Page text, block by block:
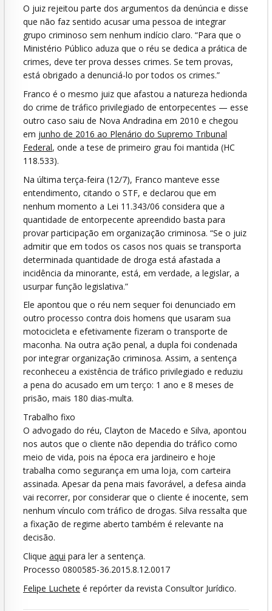
O juiz rejeitou parte dos argumentos da denúncia e disse
que não faz sentido acusar uma pessoa de integrar
grupo criminoso sem nenhum indício claro. “Para que o
Ministério Público aduza que o réu se dedica a prática de
crimes, deve ter prova desses crimes. Se tem provas,
está obrigado a denunciá-lo por todos os crimes.”
Franco é o mesmo juiz que afastou a natureza hedionda
do crime de tráfico privilegiado de entorpecentes — esse
outro caso saiu de Nova Andradina em 2010 e chegou
em junho de 2016 ao Plenário do Supremo Tribunal
Federal, onde a tese de primeiro grau foi mantida (HC
118.533).
Na última terça-feira (12/7), Franco manteve esse
entendimento, citando o STF, e declarou que em
nenhum momento a Lei 11.343/06 considera que a
quantidade de entorpecente apreendido basta para
provar participação em organização criminosa. “Se o juiz
admitir que em todos os casos nos quais se transporta
determinada quantidade de droga está afastada a
incidência da minorante, está, em verdade, a legislar, a
usurpar função legislativa.”
Ele apontou que o réu nem sequer foi denunciado em
outro processo contra dois homens que usaram sua
motocicleta e efetivamente fizeram o transporte de
maconha. Na outra ação penal, a dupla foi condenada
por integrar organização criminosa. Assim, a sentença
reconheceu a existência de tráfico privilegiado e reduziu
a pena do acusado em um terço: 1 ano e 8 meses de
prisão, mais 180 dias-multa.
Trabalho fixo
O advogado do réu, Clayton de Macedo e Silva, apontou
nos autos que o cliente não dependia do tráfico como
meio de vida, pois na época era jardineiro e hoje
trabalha como segurança em uma loja, com carteira
assinada. Apesar da pena mais favorável, a defesa ainda
vai recorrer, por considerar que o cliente é inocente, sem
nenhum vínculo com tráfico de drogas. Silva ressalta que
a fixação de regime aberto também é relevante na
decisão.
Clique aqui para ler a sentença.
Processo 0800585-36.2015.8.12.0017
Felipe Luchete é repórter da revista Consultor Jurídico.